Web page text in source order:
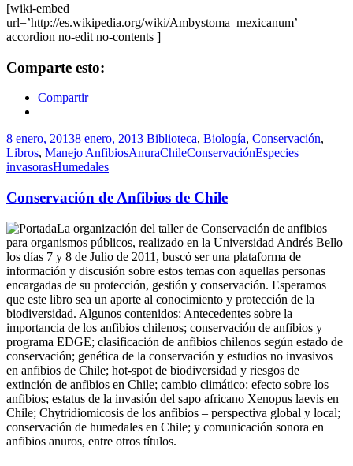
[wiki-embed
url=’http://es.wikipedia.org/wiki/Ambystoma_mexicanum’
accordion no-edit no-contents ]
Comparte esto:
Compartir
8 enero, 20138 enero, 2013 Biblioteca, Biología, Conservación,
Libros, Manejo AnfibiosAnuraChileConservaciónEspecies
invasorasHumedales
Conservación de Anfibios de Chile
La organización del taller de Conservación de anfibios
para organismos públicos, realizado en la Universidad Andrés Bello
los días 7 y 8 de Julio de 2011, buscó ser una plataforma de
información y discusión sobre estos temas con aquellas personas
encargadas de su protección, gestión y conservación. Esperamos
que este libro sea un aporte al conocimiento y protección de la
biodiversidad. Algunos contenidos: Antecedentes sobre la
importancia de los anfibios chilenos; conservación de anfibios y
programa EDGE; clasificación de anfibios chilenos según estado de
conservación; genética de la conservación y estudios no invasivos
en anfibios de Chile; hot-spot de biodiversidad y riesgos de
extinción de anfibios en Chile; cambio climático: efecto sobre los
anfibios; estatus de la invasión del sapo africano Xenopus laevis en
Chile; Chytridiomicosis de los anfibios – perspectiva global y local;
conservación de humedales en Chile; y comunicación sonora en
anfibios anuros, entre otros títulos.